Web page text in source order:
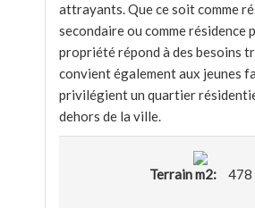
attrayants. Que ce soit comme
secondaire ou comme résidence
propriété répond à des besoins
convient également aux jeunes
privilégient un quartier
dehors de la ville.
Terrain m2: 478